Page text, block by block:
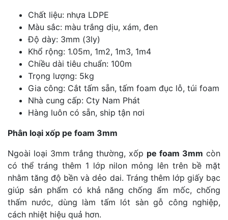
Chất liệu: nhựa LDPE
Màu sắc: màu trắng dịu, xám, đen
Độ dày: 3mm (3ly)
Khổ rộng: 1.05m, 1m2, 1m3, 1m4
Chiều dài tiêu chuẩn: 100m
Trọng lượng: 5kg
Gia công: Cắt tấm sẵn, tấm foam đục lỗ, túi foam
Nhà cung cấp: Cty Nam Phát
Hàng luôn có sẵn, ship tận nơi
Phân loại xốp pe foam 3mm
Ngoài loại 3mm trắng thường, xốp pe foam 3mm còn
có thể tráng thêm 1 lớp nilon mỏng lên trên bề mặt
nhằm tăng độ bền và dẻo dai. Tráng thêm lớp giấy bạc
giúp sản phẩm có khả năng chống ẩm mốc, chống
thấm nước, dùng làm tấm lót sàn gỗ công nghiệp,
cách nhiệt hiệu quả hơn.